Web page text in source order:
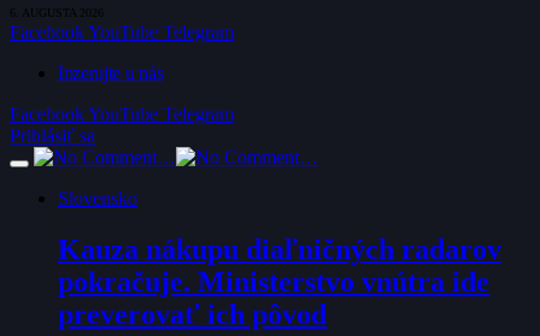
6. AUGUSTA 2026
FacebookYouTube Telegram
Inzerujte u nás
FacebookYouTube Telegram
Prihlásiť sa
Slovensko
Kauza nákupu diaľničných radarov
pokračuje. Ministerstvo vnútra ide
preverovať ich pôvod